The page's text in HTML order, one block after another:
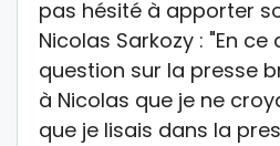
pas hésité à apporter
Nicolas Sarkozy : "En
question sur la presse
à Nicolas que je ne
que je lisais dans la